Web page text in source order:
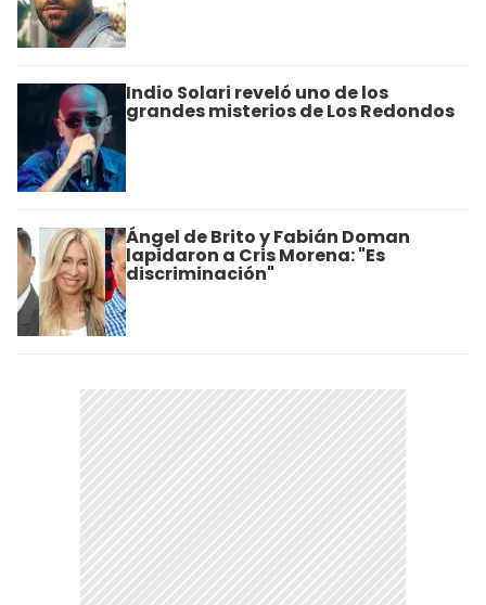
Indio Solari reveló uno de los
grandes misterios de Los Redondos
Ángel de Brito y Fabián Doman
lapidaron a Cris Morena: "Es
discriminación"